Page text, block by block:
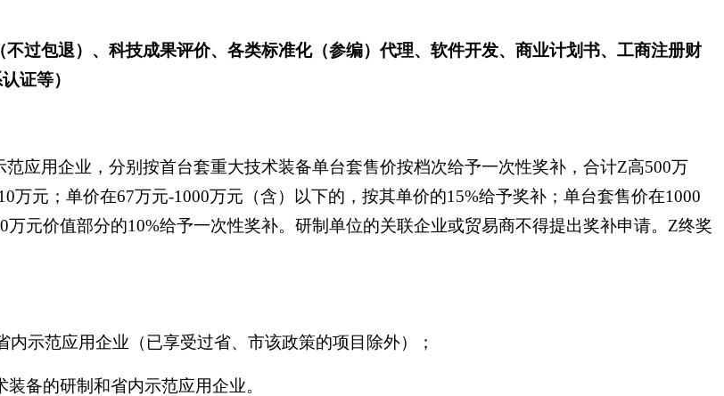
过包退）、科技成果评价、各类标准化（参编）代理、软件开发、商业计划书、工商注册财
证等）
应用企业，分别按首台套重大技术装备单台套售价按档次给予一次性奖补，合计Z高500万
元；单价在67万元-1000万元（含）以下的，按其单价的15%给予奖补；单台套售价在1000
元价值部分的10%给予一次性奖补。研制单位的关联企业或贸易商不得提出奖补申请。Z终奖
示范应用企业（已享受过省、市该政策的项目除外）；
备的研制和省内示范应用企业。